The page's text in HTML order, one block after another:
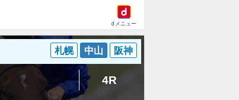
dメニュー
札幌 中山 阪神
4R